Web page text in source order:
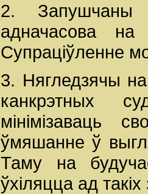
2. Запушчаны
адначасова
Супраціўленне
3. Нягледзячы
канкрэтных
мінімізаваць
ўмяшанне ў
Таму на
ўхіляцца ад такіх